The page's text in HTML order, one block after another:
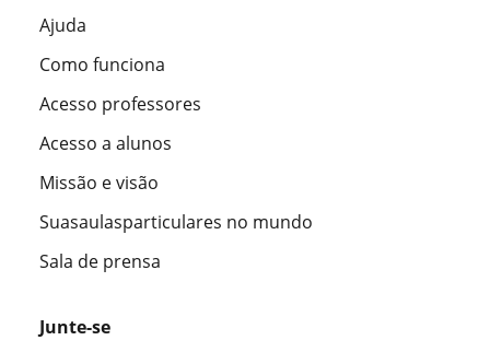
Ajuda
Como funciona
Acesso professores
Acesso a alunos
Missão e visão
Suasaulasparticulares no mundo
Sala de prensa
Junte-se